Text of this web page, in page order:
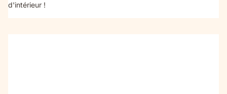
d'intérieur !